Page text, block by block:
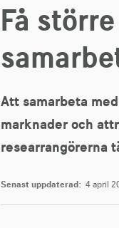
Få
Att samarbeta
marknader och
researrangörerna
Senast uppdaterad: 4 april